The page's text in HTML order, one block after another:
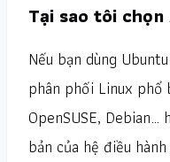
Tại sao tôi
Nếu bạn dùng
phân phối Linux phổ
OpenSUSE,
bản của hệ điều